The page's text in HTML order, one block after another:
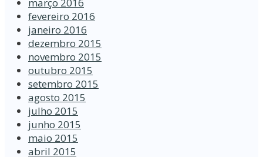
março 2016
fevereiro 2016
janeiro 2016
dezembro 2015
novembro 2015
outubro 2015
setembro 2015
agosto 2015
julho 2015
junho 2015
maio 2015
abril 2015